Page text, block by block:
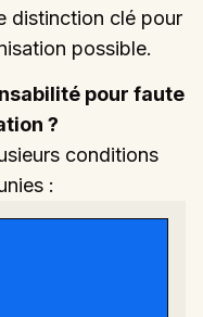
distinction clé pour
possible.
pour faute
?
conditions
: